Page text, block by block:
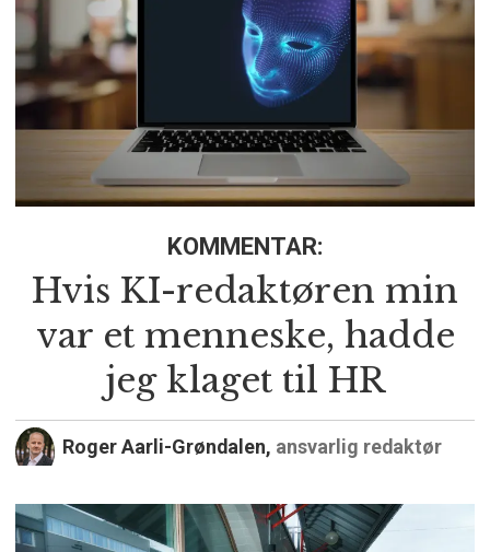
KOMMENTAR:
Hvis KI-redaktøren min
var et menneske, hadde
jeg klaget til HR
Roger Aarli-Grøndalen, ansvarlig redaktør